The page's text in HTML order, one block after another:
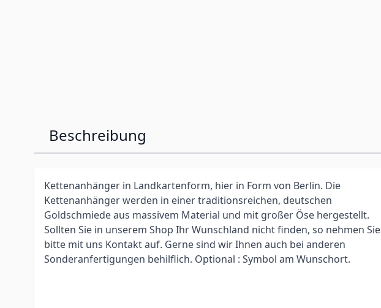
Beschreibung
Kettenanhänger in Landkartenform, hier in Form von Berlin. Die
Kettenanhänger werden in einer traditionsreichen, deutschen
Goldschmiede aus massivem Material und mit großer Öse hergestellt.
Sollten Sie in unserem Shop Ihr Wunschland nicht finden, so nehmen Sie
bitte mit uns Kontakt auf. Gerne sind wir Ihnen auch bei anderen
Sonderanfertigungen behilflich. Optional : Symbol am Wunschort.